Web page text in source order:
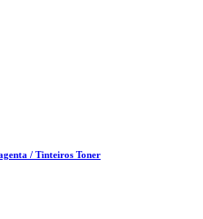
/ Tinteiros Toner